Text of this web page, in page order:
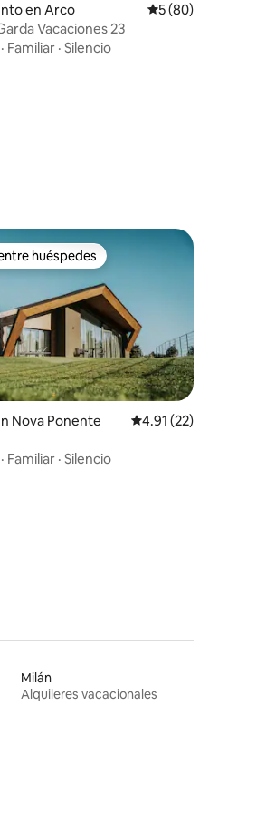
5 de 5, 19 reseñas
en Arco Calificación
5 (80)
Vacaciones 23
· Familiar · Silencio
de 5, 48 reseñas
huéspedes
huéspedes
Nova Ponente Calificación
4.91 (22)
· Familiar · Silencio
Milán
Alquileres vacacionales